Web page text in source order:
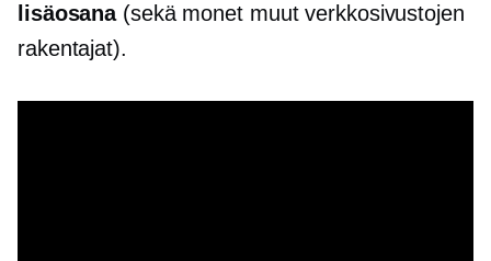
lisäosana(sekä monet muut verkkosivustojen
rakentajat).